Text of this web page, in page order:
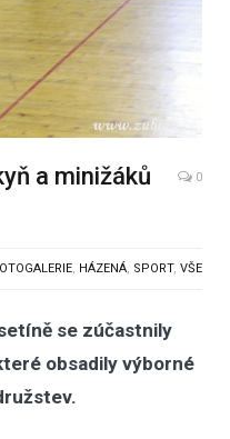
a minižáků
0
, HÁZENÁ, SPORT, VŠE
se zúčastnily
obsadily výborné